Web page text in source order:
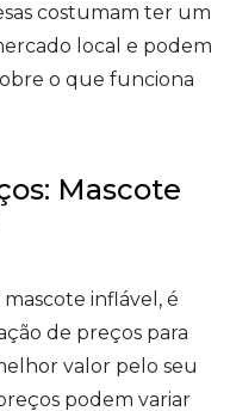
costumam ter um
local e podem
o que funciona
Mascote
inflável, é
de preços para
valor pelo seu
podem variar